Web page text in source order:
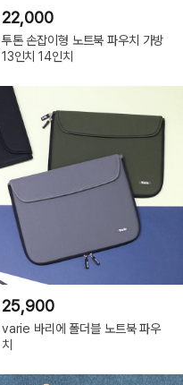
22,000
투톤 손잡이형 노트북 파우치 가방
13인치 14인치
25,900
varie 바리에 폴더블 노트북 파우
치